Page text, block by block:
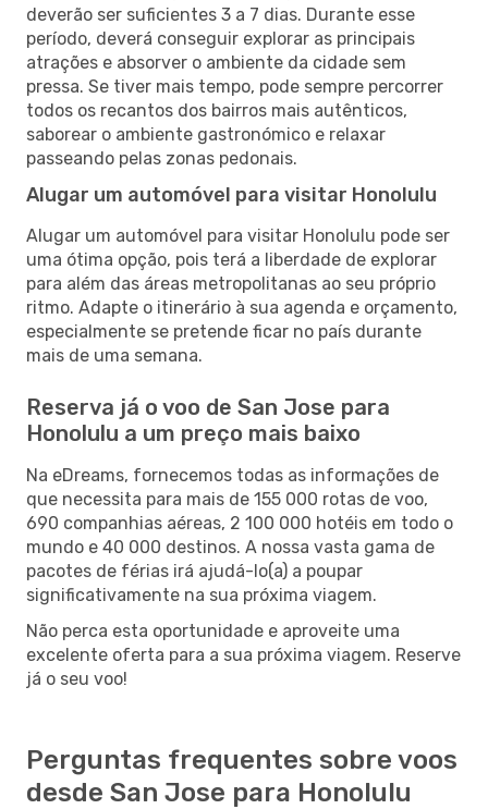
deverão ser suficientes 3 a 7 dias. Durante esse
período, deverá conseguir explorar as principais
atrações e absorver o ambiente da cidade sem
pressa. Se tiver mais tempo, pode sempre percorrer
todos os recantos dos bairros mais autênticos,
saborear o ambiente gastronómico e relaxar
passeando pelas zonas pedonais.
Alugar um automóvel para visitar Honolulu
Alugar um automóvel para visitar Honolulu pode ser
uma ótima opção, pois terá a liberdade de explorar
para além das áreas metropolitanas ao seu próprio
ritmo. Adapte o itinerário à sua agenda e orçamento,
especialmente se pretende ficar no país durante
mais de uma semana.
Reserva já o voo de San Jose para
Honolulu a um preço mais baixo
Na eDreams, fornecemos todas as informações de
que necessita para mais de 155 000 rotas de voo,
690 companhias aéreas, 2 100 000 hotéis em todo o
mundo e 40 000 destinos. A nossa vasta gama de
pacotes de férias irá ajudá-lo(a) a poupar
significativamente na sua próxima viagem.
Não perca esta oportunidade e aproveite uma
excelente oferta para a sua próxima viagem. Reserve
já o seu voo!
Perguntas frequentes sobre voos
desde San Jose para Honolulu